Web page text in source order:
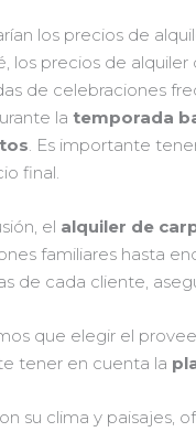
los precios de
los precios de
de celebraciones
latemporada
. Es importante
final.
el alquiler de
familiares hasta
de cada cliente,
que elegir el
tener en cuenta la
su clima y paisajes,